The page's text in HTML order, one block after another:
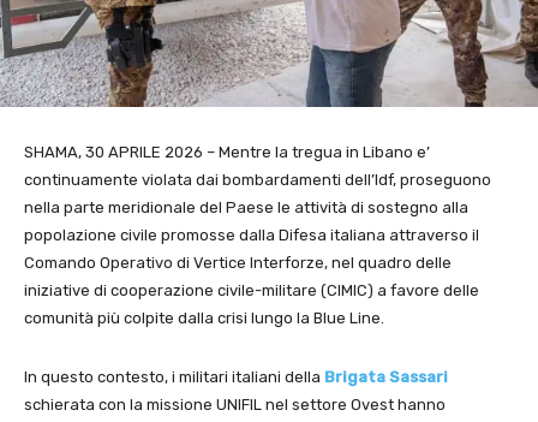
SHAMA, 30 APRILE 2026 – Mentre la tregua in Libano e’
continuamente violata dai bombardamenti dell’Idf, proseguono
nella parte meridionale del Paese le attività di sostegno alla
popolazione civile promosse dalla Difesa italiana attraverso il
Comando Operativo di Vertice Interforze, nel quadro delle
iniziative di cooperazione civile-militare (CIMIC) a favore delle
comunità più colpite dalla crisi lungo la Blue Line.
In questo contesto, i militari italiani della Brigata Sassari
schierata con la missione UNIFIL nel settore Ovest hanno